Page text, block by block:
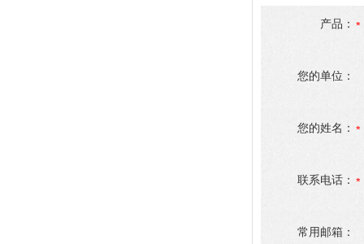
产品：
您的单位：
您的姓名：
联系电话：
常用邮箱：